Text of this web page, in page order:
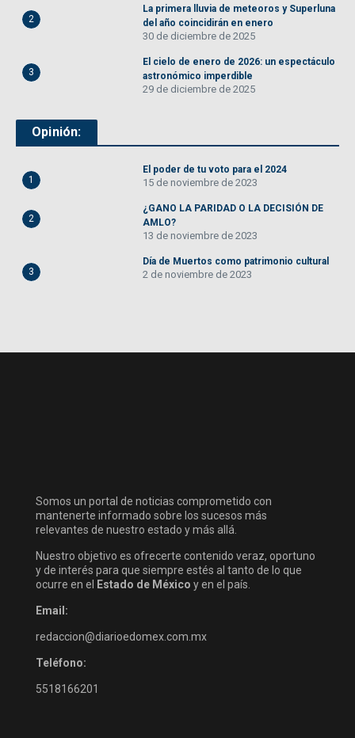
2
La primera lluvia de meteoros y Superluna
del año coincidirán en enero
30 de diciembre de 2025
3
El cielo de enero de 2026: un espectáculo
astronómico imperdible
29 de diciembre de 2025
Opinión:
1
El poder de tu voto para el 2024
15 de noviembre de 2023
2
¿GANO LA PARIDAD O LA DECISIÓN DE
AMLO?
13 de noviembre de 2023
3
Día de Muertos como patrimonio cultural
2 de noviembre de 2023
Somos un portal de noticias comprometido con
mantenerte informado sobre los sucesos más
relevantes de nuestro estado y más allá.
Nuestro objetivo es ofrecerte contenido veraz, oportuno
y de interés para que siempre estés al tanto de lo que
ocurre en el
Estado de México y en el país.
Email:
redaccion@diarioedomex.com.mx
Teléfono:
5518166201